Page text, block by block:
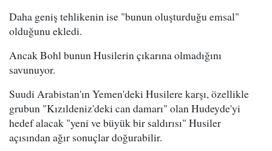
Daha geniş tehlikenin ise "bunun oluşturduğu emsal"
olduğunu ekledi.
Ancak Bohl bunun Husilerin çıkarına olmadığını
savunuyor.
Suudi Arabistan'ın Yemen'deki Husilere karşı, özellikle
grubun "Kızıldeniz'deki can damarı" olan Hudeyde'yi
hedef alacak "yeni ve büyük bir saldırısı" Husiler
açısından ağır sonuçlar doğurabilir.